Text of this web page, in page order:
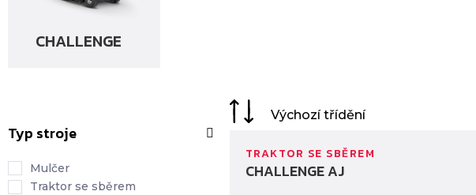
CHALLENGE
Typ stroje
Mulčer
Traktor se sběrem
CHALLENGE AJ
TRAKTOR SE SBĚREM